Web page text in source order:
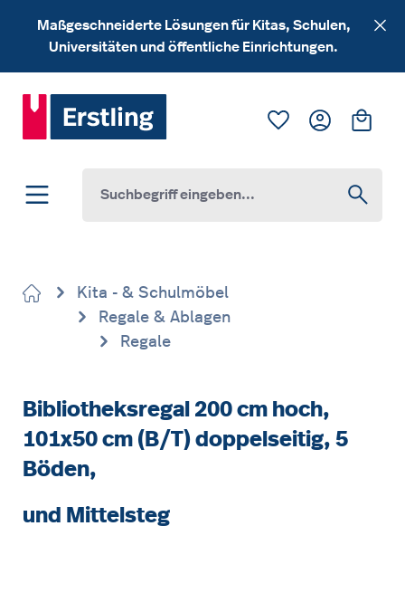
Zum Hauptinhalt springen
Maßgeschneiderte Lösungen für Kitas, Schulen,
Universitäten und öffentliche Einrichtungen.
Du hast 0
Kita - & Schulmöbel
Regale & Ablagen
Regale
Bibliotheksregal 200 cm hoch,
101x50 cm (B/T) doppelseitig, 5
Böden,
und Mittelsteg